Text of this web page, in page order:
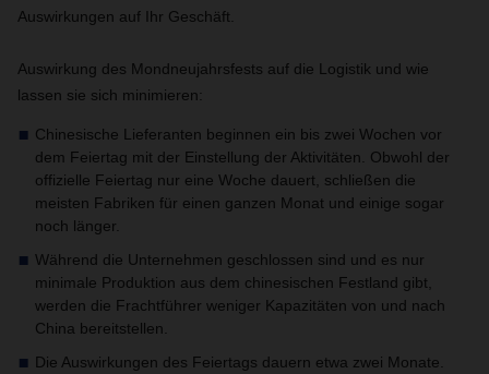
Auswirkungen auf Ihr Geschäft.
Auswirkung des Mondneujahrsfests auf die Logistik und wie
lassen sie sich minimieren:
Chinesische Lieferanten beginnen ein bis zwei Wochen vor
dem Feiertag mit der Einstellung der Aktivitäten. Obwohl der
offizielle Feiertag nur eine Woche dauert, schließen die
meisten Fabriken für einen ganzen Monat und einige sogar
noch länger.
Während die Unternehmen geschlossen sind und es nur
minimale Produktion aus dem chinesischen Festland gibt,
werden die Frachtführer weniger Kapazitäten von und nach
China bereitstellen.
Die Auswirkungen des Feiertags dauern etwa zwei Monate.